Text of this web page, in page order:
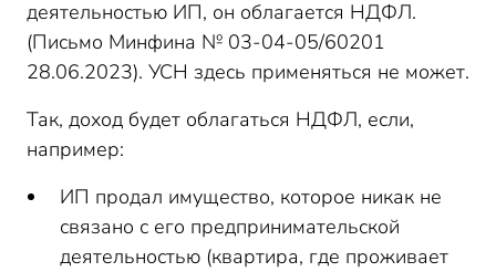
деятельностью ИП, он облагается НДФЛ.
(Письмо Минфина № 03-04-05/60201
28.06.2023). УСН здесь применяться не может.
Так, доход будет облагаться НДФЛ, если,
например:
ИП продал имущество, которое никак не
связано с его предпринимательской
деятельностью (квартира, где проживает